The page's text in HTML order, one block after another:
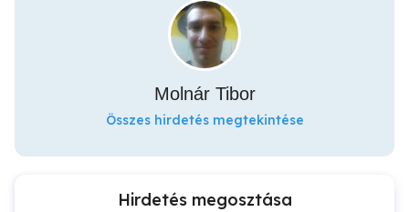
Molnár Tibor
Összes hirdetés megtekintése
Hirdetés megosztása